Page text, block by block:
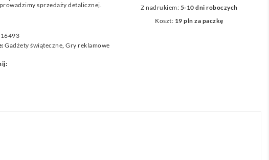
sprzedaży detalicznej.
Z nadrukiem: 5-10 dni roboczych
Koszt: 19 pln za paczkę
Gadżety świąteczne ,Gry reklamowe